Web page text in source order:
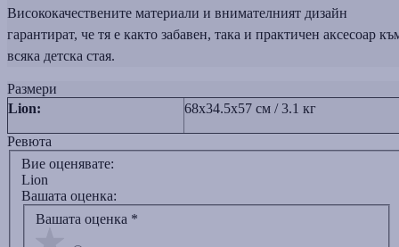
Висококачествените материали и внимателният дизайн
гарантират, че тя е както забавен, така и практичен аксесоар
всяка детска стая.
Размери
Lion:
68x34.5x57 см / 3.1 кг
Ревюта
Вие оценявате:
Lion
Вашата оценка:
Вашата оценка *